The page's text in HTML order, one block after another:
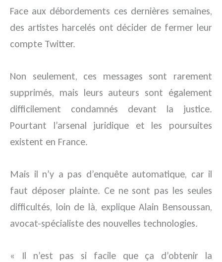
Face aux débordements ces dernières semaines,
des artistes harcelés ont décider de fermer leur
compte Twitter.
Non seulement, ces messages sont rarement
supprimés, mais leurs auteurs sont également
difficilement condamnés devant la justice.
Pourtant l’arsenal juridique et les poursuites
existent en France.
Mais il n’y a pas d’enquête automatique, car il
faut déposer plainte. Ce ne sont pas les seules
difficultés, loin de là, explique Alain Bensoussan,
avocat-spécialiste des nouvelles technologies.
« Il n’est pas si facile que ça d’obtenir la